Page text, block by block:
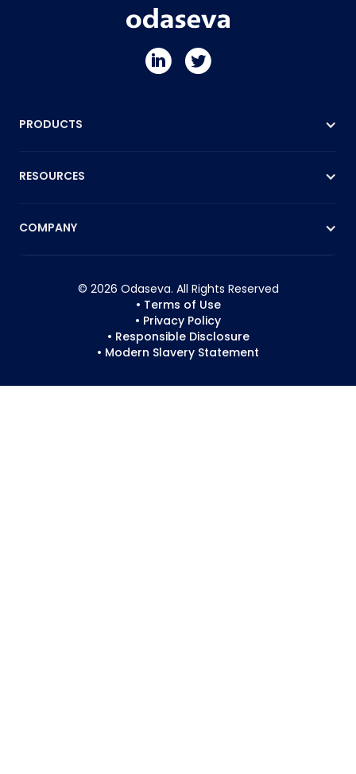
PRODUCTS
RESOURCES
COMPANY
© 2026 Odaseva. All Rights Reserved
• Terms of Use
• Privacy Policy
• Responsible Disclosure
• Modern Slavery Statement